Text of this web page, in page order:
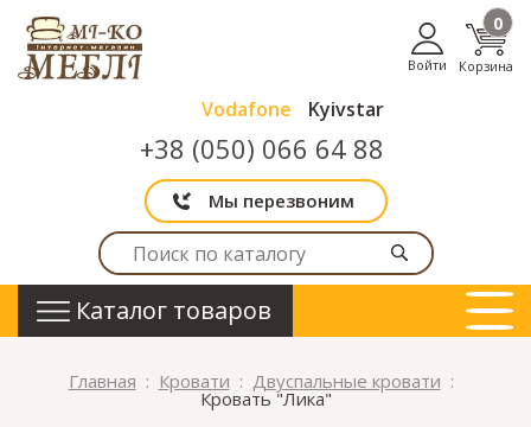
Vodafone Kyivstar
+38 (050) 066 64 88
Мы перезвоним
Войти Корзина
0
Каталог товаров
Главная Кровати Двуспальные кровати
Кровать "Лика"